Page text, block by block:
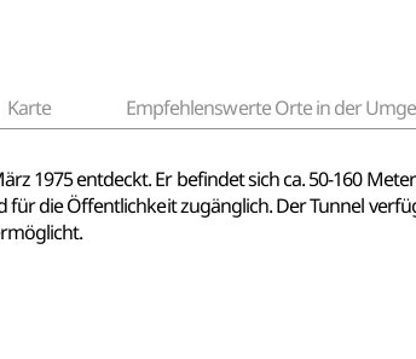
Karte Empfehlenswerte Orte in der
1975 entdeckt. Er befindet sich ca. 50-160
für die Öffentlichkeit zugänglich. Der Tunnel